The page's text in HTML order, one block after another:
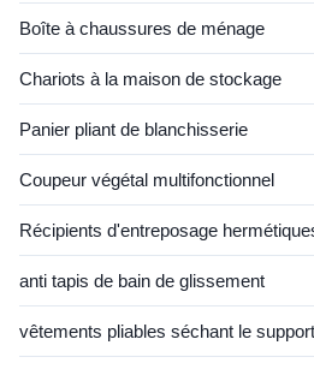
Boîte à chaussures de ménage
Chariots à la maison de stockage
Panier pliant de blanchisserie
Coupeur végétal multifonctionnel
Récipients d'entreposage
anti tapis de bain de glissement
vêtements pliables séchant le support